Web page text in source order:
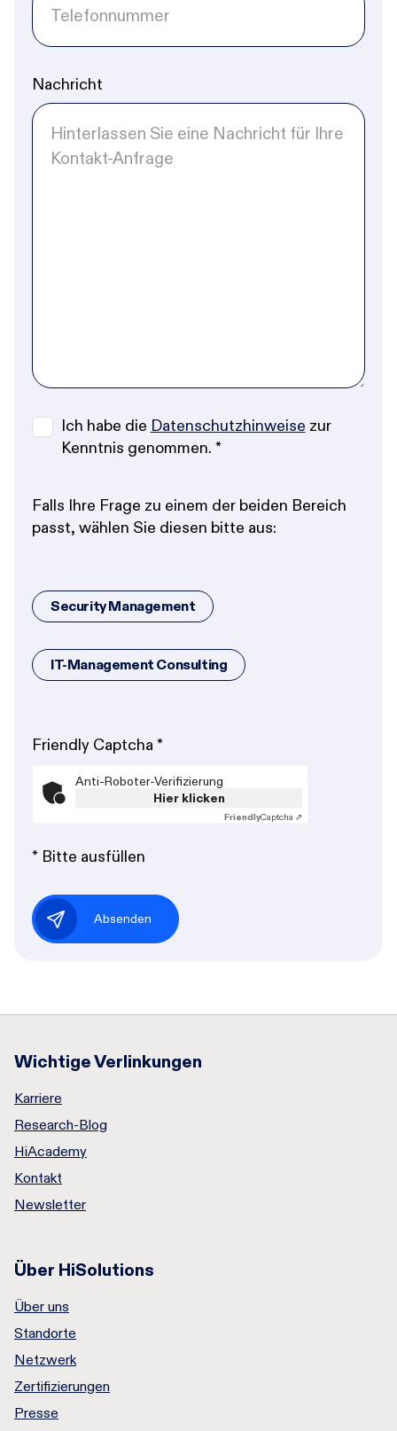
Nachricht
Ich habe die Datenschutzhinweise zur
Kenntnis genommen. *
Falls Ihre Frage zu einem der beiden Bereich
passt, wählen Sie diesen bitte aus:
Security Management
IT-Management Consulting
Friendly Captcha *
Anti-Roboter-Verifizierung
Hier klicken
FriendlyCaptcha ⇗
* Bitte ausfüllen
Absenden
Wichtige Verlinkungen
Karriere
Research-Blog
HiAcademy
Kontakt
Newsletter
Über HiSolutions
Über uns
Standorte
Netzwerk
Zertifizierungen
Presse